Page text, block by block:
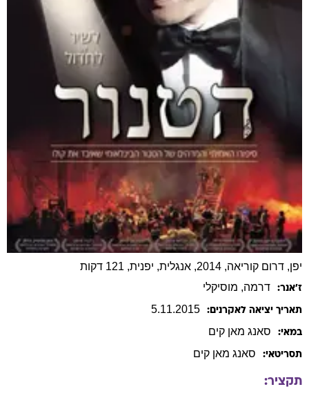
יפן, דרום קוריאה, 2014, אנגלית, יפנית, 121 דקות
ז׳אנר: דרמה, מוסיקלי
תאריך יציאה לאקרנים: 5.11.2015
במאי: סאנג מאן קים
תסריטאי: סאנג מאן קים
תקציר: